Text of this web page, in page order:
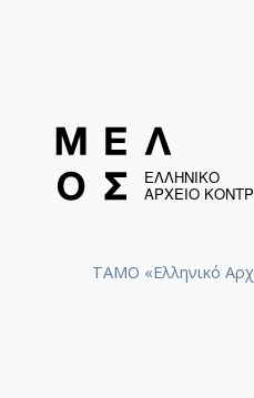
ΤΑΜΟ «Ελληνικό